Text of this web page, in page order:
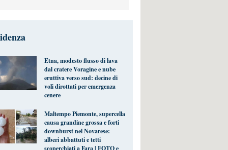
Etna, modesto flusso di lava
dal cratere Voragine e nube
eruttiva verso sud: decine di
voli dirottati per emergenza
cenere
Maltempo Piemonte, supercella
causa grandine grossa e forti
downburst nel Novarese:
alberi abbattuti e tetti
scoperchiati a Fara | FOTO e